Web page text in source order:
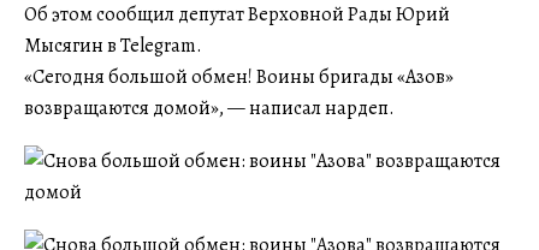
Об этом сообщил депутат Верховной Рады Юрий
Мысягин в Telegram.
«Сегодня большой обмен! Воины бригады «Азов»
возвращаются домой», — написал нардеп.